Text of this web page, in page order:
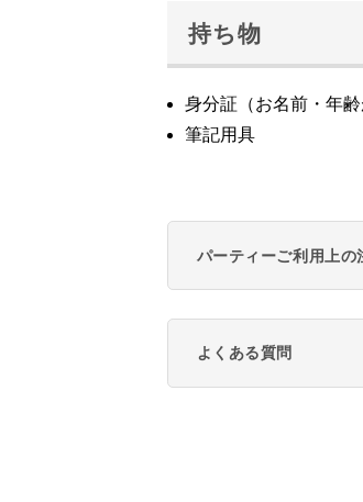
持ち物
身分証（お名前・年
筆記用具
パーティーご利用上の
よくある質問